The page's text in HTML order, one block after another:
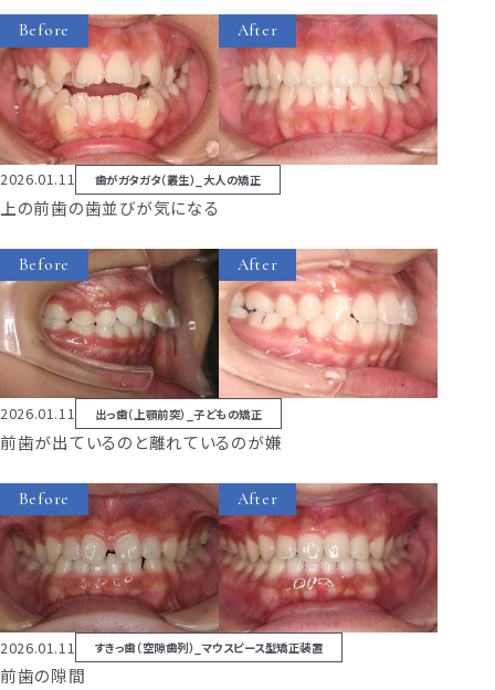
Before After
2026.01.11 歯がガタガタ（叢生）_大人の矯正
上の前歯の歯並びが気になる
Before After
2026.01.11 出っ歯（上顎前突）_子どもの矯正
前歯が出ているのと離れているのが嫌
Before After
2026.01.11 すきっ歯（空隙歯列）_マウスピース型矯正装置
前歯の隙間